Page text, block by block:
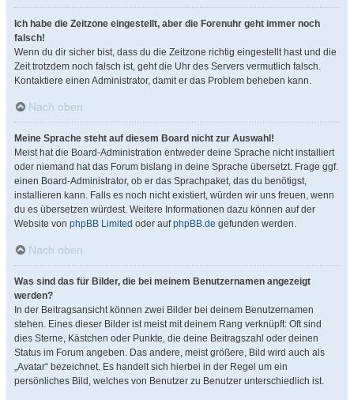
Ich habe die Zeitzone eingestellt, aber die Forenuhr geht immer noch
falsch!
Wenn du dir sicher bist, dass du die Zeitzone richtig eingestellt hast und die
Zeit trotzdem noch falsch ist, geht die Uhr des Servers vermutlich falsch.
Kontaktiere einen Administrator, damit er das Problem beheben kann.
Nach oben
Meine Sprache steht auf diesem Board nicht zur Auswahl!
Meist hat die Board-Administration entweder deine Sprache nicht installiert
oder niemand hat das Forum bislang in deine Sprache übersetzt. Frage ggf.
einen Board-Administrator, ob er das Sprachpaket, das du benötigst,
installieren kann. Falls es noch nicht existiert, würden wir uns freuen, wenn
du es übersetzen würdest. Weitere Informationen dazu können auf der
Website von phpBB Limited oder aufphpBB.de gefunden werden.
Nach oben
Was sind das für Bilder, die bei meinem Benutzernamen angezeigt
werden?
In der Beitragsansicht können zwei Bilder bei deinem Benutzernamen
stehen. Eines dieser Bilder ist meist mit deinem Rang verknüpft: Oft sind
dies Sterne, Kästchen oder Punkte, die deine Beitragszahl oder deinen
Status im Forum angeben. Das andere, meist größere, Bild wird auch als
„Avatar“ bezeichnet. Es handelt sich hierbei in der Regel um ein
persönliches Bild, welches von Benutzer zu Benutzer unterschiedlich ist.